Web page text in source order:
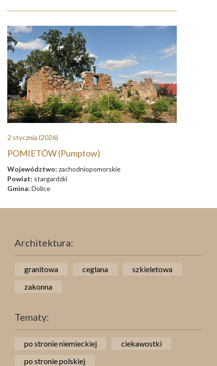
2 stycznia (2026)
POMIETÓW (Pumptow)
Województwo: zachodniopomorskie
Powiat: stargardzki
Gmina: Dolice
Architektura:
granitowa ceglana
szkieletowa
zakonna
Tematy:
po stronie niemieckiej
ciekawostki
po stronie polskiej